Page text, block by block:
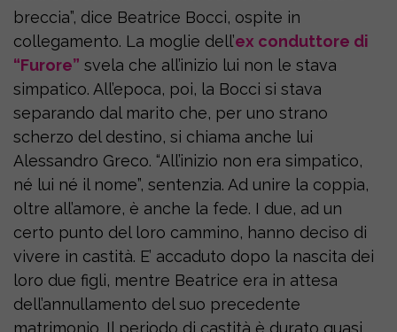
breccia”, dice Beatrice Bocci, ospite in
collegamento. La moglie dell’ex conduttore di
“Furore” svela che all’inizio lui non le stava
simpatico. All’epoca, poi, la Bocci si stava
separando dal marito che, per uno strano
scherzo del destino, si chiama anche lui
Alessandro Greco. “All’inizio non era simpatico,
né lui né il nome”, sentenzia. Ad unire la coppia,
oltre all’amore, è anche la fede. I due, ad un
certo punto del loro cammino, hanno deciso di
vivere in castità. E’ accaduto dopo la nascita dei
loro due figli, mentre Beatrice era in attesa
dell’annullamento del suo precedente
matrimonio. Il periodo di castità è durato quasi